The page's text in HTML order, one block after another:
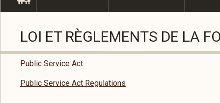
LOI ET RÈGLEMENTS DE LA
Public Service Act
Public Service Act Regulations